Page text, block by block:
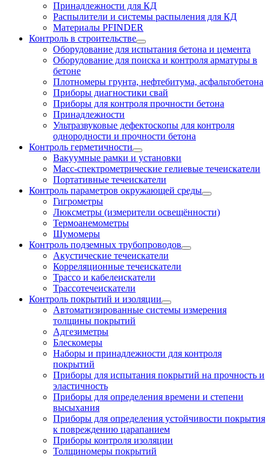
Принадлежности для КД
Распылители и системы распыления для КД
Материалы PFINDER
Контроль в строительстве
Оборудование для испытания бетона и цемента
Оборудование для поиска и контроля арматуры в
бетоне
Плотномеры грунта, нефтебитума, асфальтобетона
Приборы диагностики свай
Приборы для контроля прочности бетона
Принадлежности
Ультразвуковые дефектоскопы для контроля
однородности и прочности бетона
Контроль герметичности
Вакуумные рамки и установки
Масс-спектрометрические гелиевые течеискатели
Портативные течеискатели
Контроль параметров окружающей среды
Гигрометры
Люксметры (измерители освещённости)
Термоанемометры
Шумомеры
Контроль подземных трубопроводов
Акустические течеискатели
Корреляционные течеискатели
Трассо и кабелеискатели
Трассотечеискатели
Контроль покрытий и изоляции
Автоматизированные системы измерения
толщины покрытий
Адгезиметры
Блескомеры
Наборы и принадлежности для контроля
покрытий
Приборы для испытания покрытий на прочность и
эластичность
Приборы для определения времени и степени
высыхания
Приборы для определения устойчивости покрытия
к повреждению царапанием
Приборы контроля изоляции
Толщиномеры покрытий